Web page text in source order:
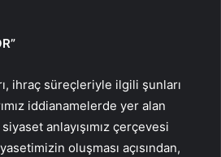
ihraç süreçleriyle ilgili şunları
iddianamelerde yer alan
anlayışımız çerçevesi
oluşması açısından,